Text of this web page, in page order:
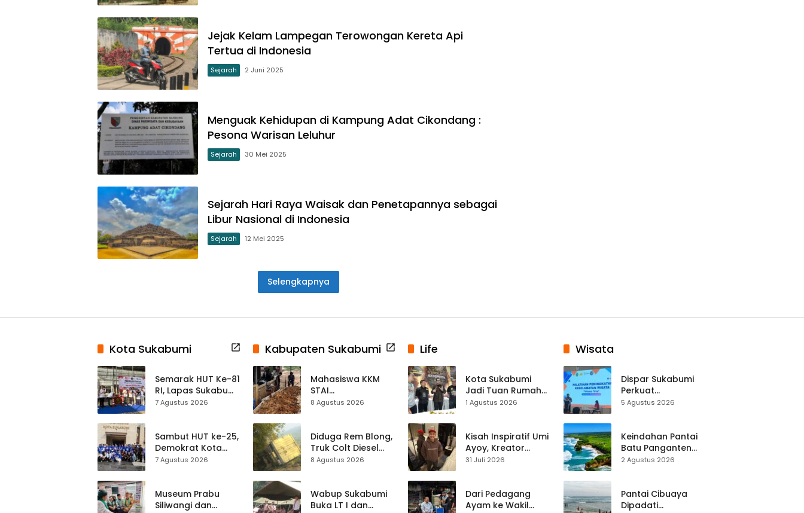
Jejak Kelam Lampegan Terowongan Kereta Api
Tertua di Indonesia
Sejarah 2 Juni 2025
Menguak Kehidupan di Kampung Adat Cikondang :
Pesona Warisan Leluhur
Sejarah 30 Mei 2025
Sejarah Hari Raya Waisak dan Penetapannya sebagai
Libur Nasional di Indonesia
Sejarah 12 Mei 2025
Selengkapnya
Kota Sukabumi
Semarak HUT Ke-81
RI, Lapas Sukabumi
Resmi Gelar Pekan
7 Agustus 2026
Sambut HUT ke-25,
Demokrat Kota
Sukabumi
ASRI Lewat Aksi
Bersih Masjid
7 Agustus 2026
Museum Prabu
Siliwangi dan
Kabupaten Sukabumi
Mahasiswa KKM
STAI
Palabuhanratu
Jalan Majelis Ta’lim
di Sagaranten
8 Agustus 2026
Diduga Rem Blong,
Truk Colt Diesel
Terperosok di Jalur
8 Agustus 2026
Wabup Sukabumi
Buka LT I dan
Life
Kota Sukabumi
Jadi Tuan Rumah
Kontes Batu Akik
1 Agustus 2026
Kisah Inspiratif Umi
Ayoy, Kreator
TikTok Asal
Live Streaming
31 Juli 2026
Dari Pedagang
Ayam ke Wakil
Wisata
Dispar Sukabumi
Perkuat
Keselamatan
Mitigasi hingga
Teknik Evakuasi
5 Agustus 2026
Keindahan Pantai
Batu Panganten
Mulai Dilirik
2 Agustus 2026
Pantai Cibuaya
Dipadati